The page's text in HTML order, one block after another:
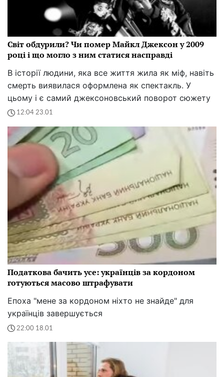
Світ обдурили? Чи помер Майкл Джексон у 2009
році і що могло з ним статися насправді
В історії людини, яка все життя жила як міф, навіть
смерть виявилася оформлена як спектакль. У
цьому і є самий джексоновський поворот сюжету
12:04 23.01
Податкова бачить усе: українців за кордоном
готуються масово штрафувати
Епоха "мене за кордоном ніхто не знайде" для
українців завершується
22:00 18.01